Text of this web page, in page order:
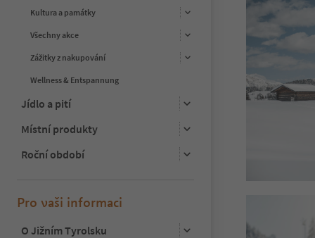
Kultura a památky
Všechny akce
Zážitky z nakupování
Wellness & Entspannung
Jídlo a pití
Místní produkty
Roční období
Pro vaši informaci
O Jižním Tyrolsku